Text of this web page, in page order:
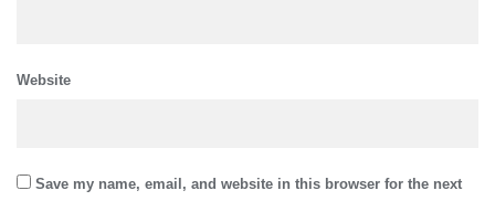
Website
Save my name, email, and website in this browser for the next